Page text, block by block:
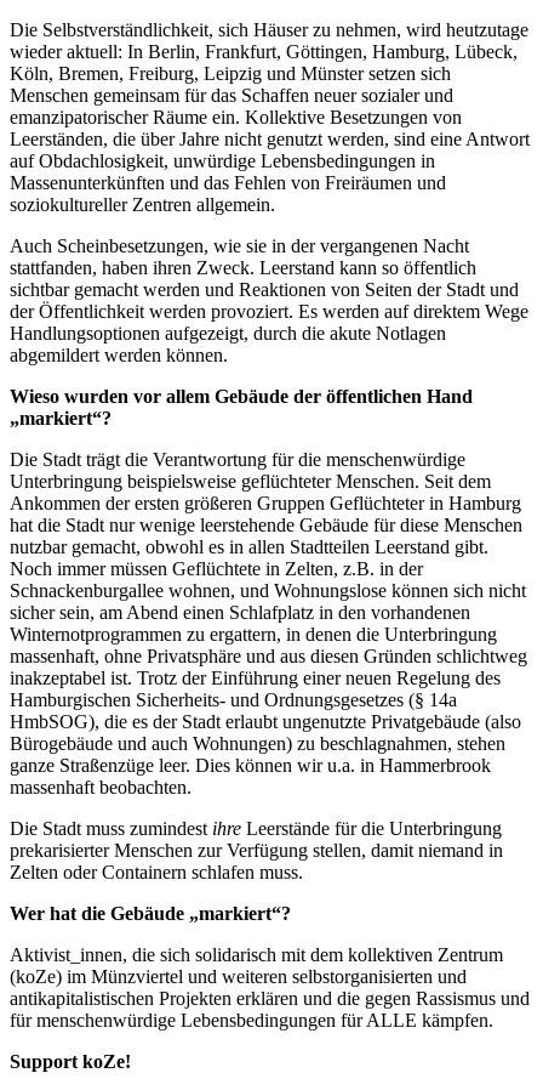
Die Selbstverständlichkeit, sich Häuser zu nehmen, wird heutzutage
wieder aktuell: In Berlin, Frankfurt, Göttingen, Hamburg, Lübeck,
Köln, Bremen, Freiburg, Leipzig und Münster setzen sich
Menschen gemeinsam für das Schaffen neuer sozialer und
emanzipatorischer Räume ein. Kollektive Besetzungen von
Leerständen, die über Jahre nicht genutzt werden, sind eine Antwort
auf Obdachlosigkeit, unwürdige Lebensbedingungen in
Massenunterkünften und das Fehlen von Freiräumen und
soziokultureller Zentren allgemein.
Auch Scheinbesetzungen, wie sie in der vergangenen Nacht
stattfanden, haben ihren Zweck. Leerstand kann so öffentlich
sichtbar gemacht werden und Reaktionen von Seiten der Stadt und
der Öffentlichkeit werden provoziert. Es werden auf direktem Wege
Handlungsoptionen aufgezeigt, durch die akute Notlagen
abgemildert werden können.
Wieso wurden vor allem Gebäude der öffentlichen Hand
„markiert“?
Die Stadt trägt die Verantwortung für die menschenwürdige
Unterbringung beispielsweise geflüchteter Menschen. Seit dem
Ankommen der ersten größeren Gruppen Geflüchteter in Hamburg
hat die Stadt nur wenige leerstehende Gebäude für diese Menschen
nutzbar gemacht, obwohl es in allen Stadtteilen Leerstand gibt.
Noch immer müssen Geflüchtete in Zelten, z.B. in der
Schnackenburgallee wohnen, und Wohnungslose können sich nicht
sicher sein, am Abend einen Schlafplatz in den vorhandenen
Winternotprogrammen zu ergattern, in denen die Unterbringung
massenhaft, ohne Privatsphäre und aus diesen Gründen schlichtweg
inakzeptabel ist. Trotz der Einführung einer neuen Regelung des
Hamburgischen Sicherheits- und Ordnungsgesetzes (§ 14a
HmbSOG), die es der Stadt erlaubt ungenutzte Privatgebäude (also
Bürogebäude und auch Wohnungen) zu beschlagnahmen, stehen
ganze Straßenzüge leer. Dies können wir u.a. in Hammerbrook
massenhaft beobachten.
Die Stadt muss zumindest ihre Leerstände für die Unterbringung
prekarisierter Menschen zur Verfügung stellen, damit niemand in
Zelten oder Containern schlafen muss.
Wer hat die Gebäude „markiert“?
Aktivist_innen, die sich solidarisch mit dem kollektiven Zentrum
(koZe) im Münzviertel und weiteren selbstorganisierten und
antikapitalistischen Projekten erklären und die gegen Rassismus und
für menschenwürdige Lebensbedingungen für ALLE kämpfen.
Support koZe!